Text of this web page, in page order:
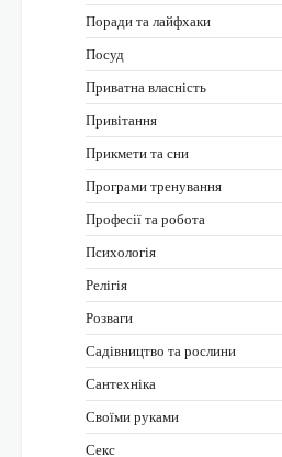
Поради та лайфхаки
Посуд
Приватна власність
Привітання
Прикмети та сни
Програми тренування
Професії та робота
Психологія
Релігія
Розваги
Садівництво та рослини
Сантехніка
Своїми руками
Секс